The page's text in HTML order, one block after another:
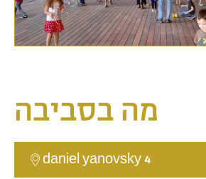
מה בסביבה
daniel yanovsky 4